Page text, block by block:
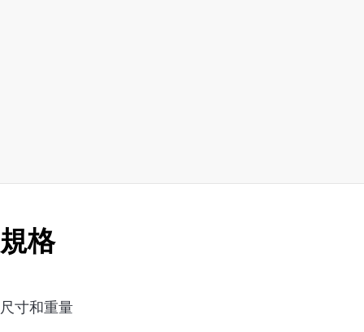
規格
尺寸和重量